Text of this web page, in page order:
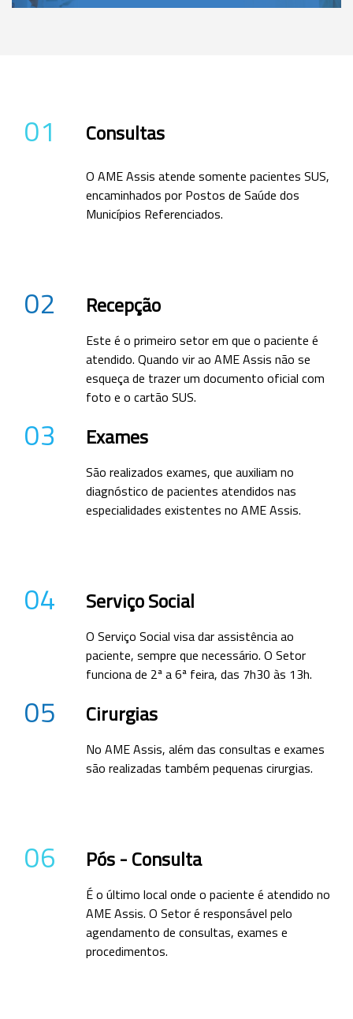
01 Consultas
O AME Assis atende somente pacientes SUS,
encaminhados por Postos de Saúde dos
Municípios Referenciados.
02 Recepção
Este é o primeiro setor em que o paciente é
atendido. Quando vir ao AME Assis não se
esqueça de trazer um documento oficial com
foto e o cartão SUS.
03 Exames
São realizados exames, que auxiliam no
diagnóstico de pacientes atendidos nas
especialidades existentes no AME Assis.
04 Serviço Social
O Serviço Social visa dar assistência ao
paciente, sempre que necessário. O Setor
funciona de 2ª a 6ª feira, das 7h30 às 13h.
05 Cirurgias
No AME Assis, além das consultas e exames
são realizadas também pequenas cirurgias.
06 Pós - Consulta
É o último local onde o paciente é atendido no
AME Assis. O Setor é responsável pelo
agendamento de consultas, exames e
procedimentos.